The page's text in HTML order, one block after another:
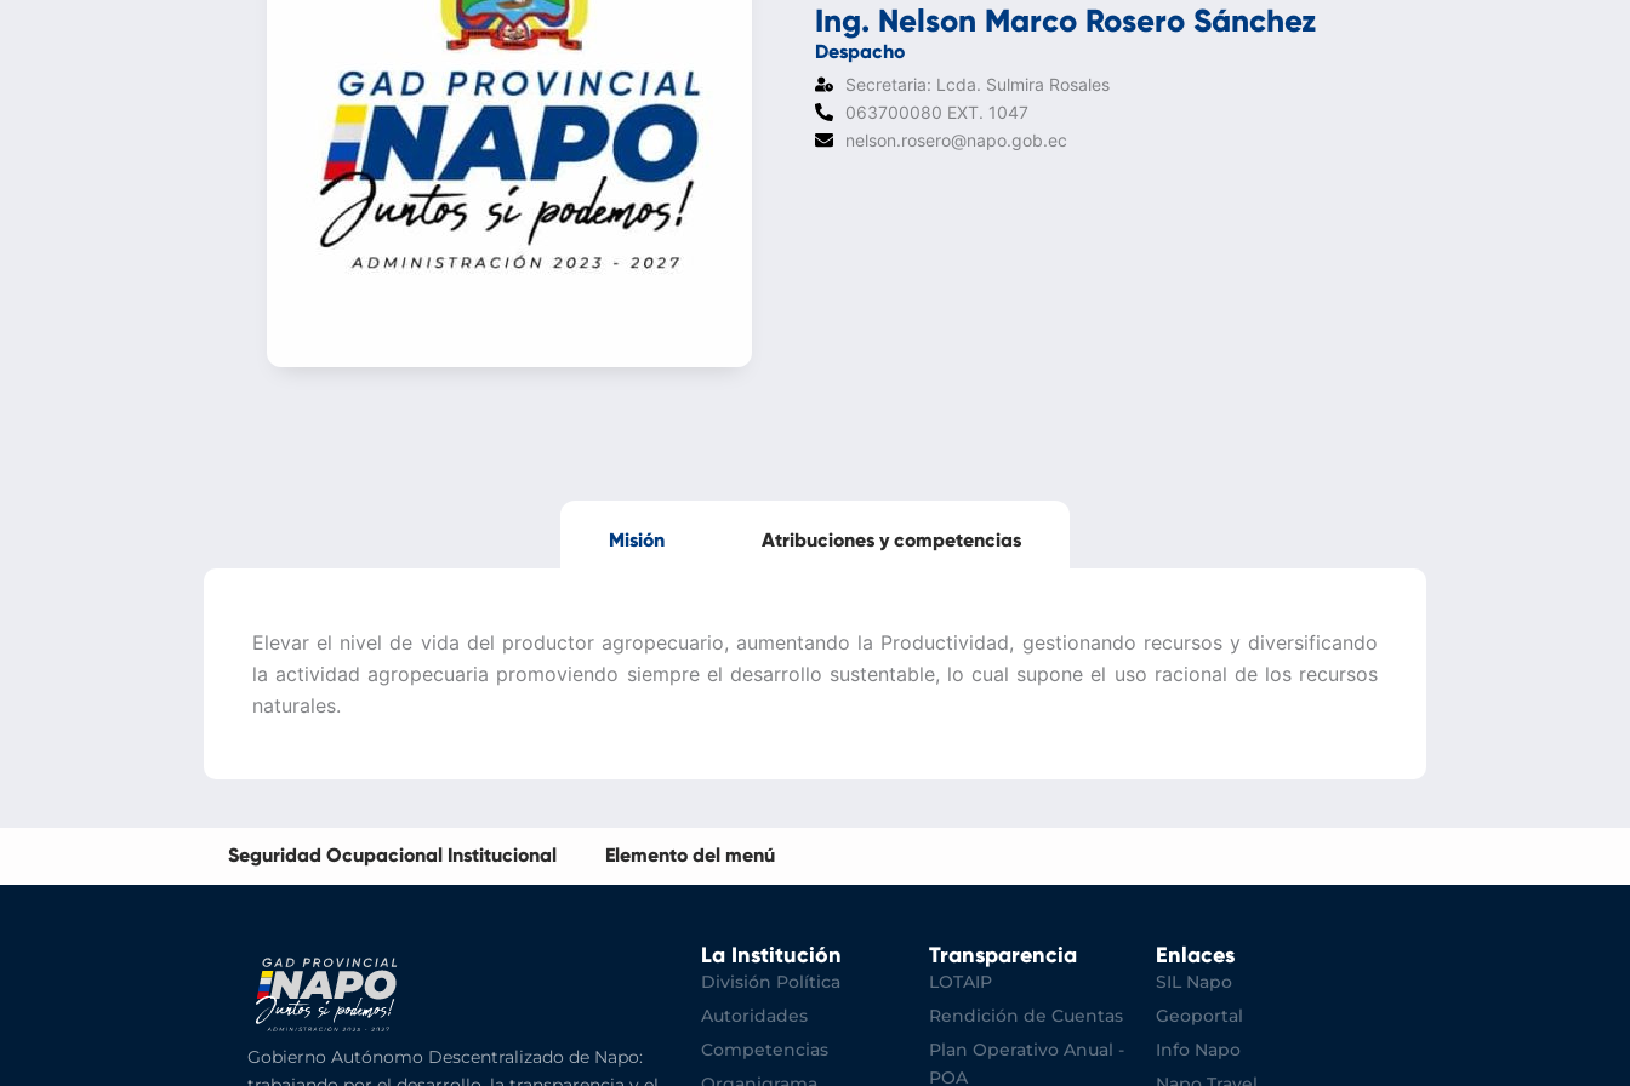
Ing. Nelson Marco Rosero Sánchez
Despacho
Secretaria: Lcda. Sulmira Rosales
063700080 EXT. 1047
nelson.rosero@napo.gob.ec
Misión Atribuciones y competencias
Elevar el nivel de vida del productor agropecuario, aumentando la Productividad, gestionando recursos y diversificando
la actividad agropecuaria promoviendo siempre el desarrollo sustentable, lo cual supone el uso racional de los recursos
naturales.
Seguridad Ocupacional Institucional Elemento del menú
Gobierno Autónomo Descentralizado de Napo:
La Institución
División Política
Autoridades
Competencias
Transparencia
LOTAIP
Rendición de Cuentas
Plan Operativo Anual -
POA
Enlaces
SIL Napo
Geoportal
Info Napo